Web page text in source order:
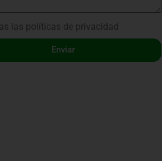
las políticas de privacidad
Enviar